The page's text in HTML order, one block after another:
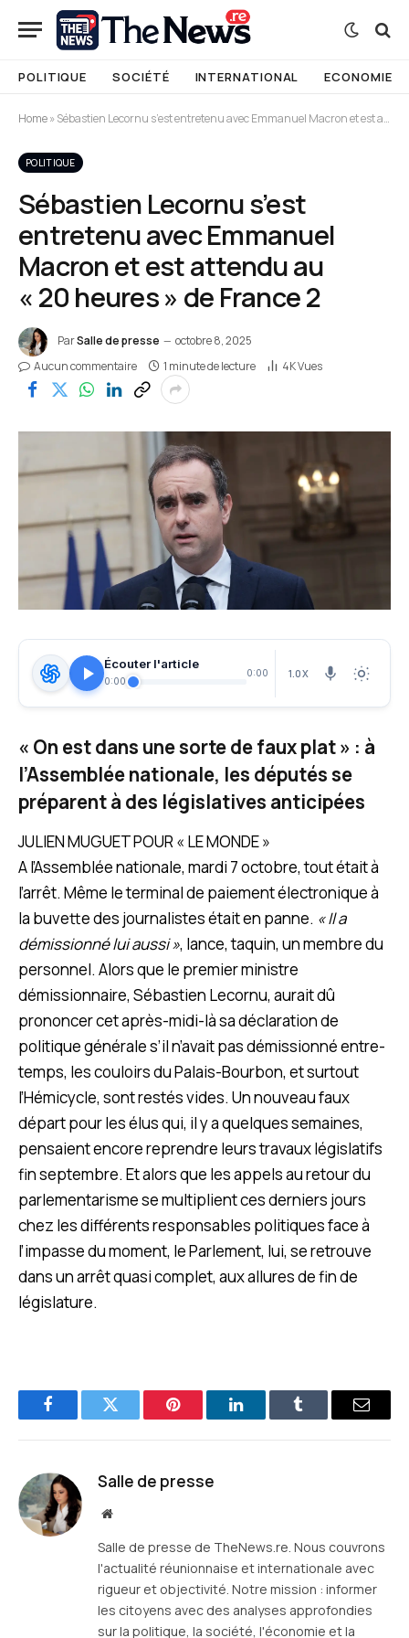
POLITIQUE SOCIÉTÉ INTERNATIONAL ECONOMIE
Home»Sébastien Lecornu s’est entretenu avec Emmanuel Macron et est attendu au « 20 heures » de France 2
POLITIQUE
Sébastien Lecornu s’est
entretenu avec Emmanuel
Macron et est attendu au
« 20 heures » de France 2
ParSalle de presse
octobre 8, 2025
Aucun commentaire
1 minute de lecture 4KVues
Écouter l'article
0:00
0:00 1.0X
« On est dans une sorte de faux plat » : à
l’Assemblée nationale, les députés se
préparent à des législatives anticipées
JULIEN MUGUET POUR « LE MONDE »
A l’Assemblée nationale, mardi 7 octobre, tout était à
l’arrêt. Même le terminal de paiement électronique à
la buvette des journalistes était en panne. « Il a
démissionné lui aussi », lance, taquin, un membre du
personnel. Alors que le premier ministre
démissionnaire, Sébastien Lecornu, aurait dû
prononcer cet après-midi-là sa déclaration de
politique générale s’il n’avait pas démissionné entre-
temps, les couloirs du Palais-Bourbon, et surtout
l’Hémicycle, sont restés vides. Un nouveau faux
départ pour les élus qui, il y a quelques semaines,
pensaient encore reprendre leurs travaux législatifs
fin septembre. Et alors que les appels au retour du
parlementarisme se multiplient ces derniers jours
chez les différents responsables politiques face à
l’impasse du moment, le Parlement, lui, se retrouve
dans un arrêt quasi complet, aux allures de fin de
législature.
FacebookTwitter Pinterest LinkedInTumblr
E-
Salle de presse
Site
Salle de presse de TheNews.re. Nous couvrons
l'actualité réunionnaise et internationale avec
rigueur et objectivité. Notre mission : informer
les citoyens avec des analyses approfondies
sur la politique, la société, l'économie et la